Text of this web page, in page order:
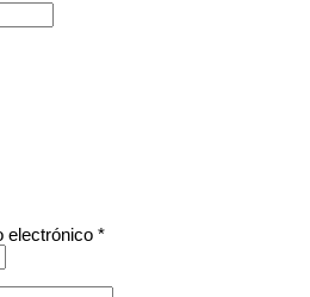
electrónico *